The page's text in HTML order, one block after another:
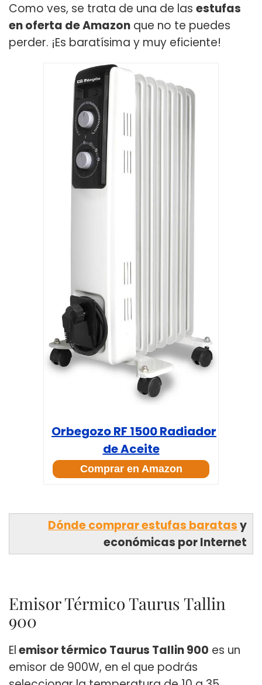
Como ves, se trata de una de las estufas
en oferta de Amazon que no te puedes
perder. ¡Es baratísima y muy eficiente!
Orbegozo RF 1500 Radiador
de Aceite
Comprar en Amazon
Dónde comprar estufas baratasy
económicas por Internet
Emisor Térmico Taurus Tallin
900
Elemisor térmico Taurus Tallin 900 es un
emisor de 900W, en el que podrás